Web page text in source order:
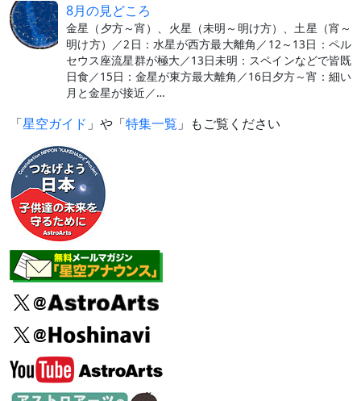
8月の見どころ
金星（夕方～宵）、火星（未明～明け方）、土星（宵～
明け方）／2日：水星が西方最大離角／12～13日：ペル
セウス座流星群が極大／13日未明：スペインなどで皆既
日食／15日：金星が東方最大離角／16日夕方～宵：細い
月と金星が接近／…
「星空ガイド 」や「特集一覧 」もご覧ください